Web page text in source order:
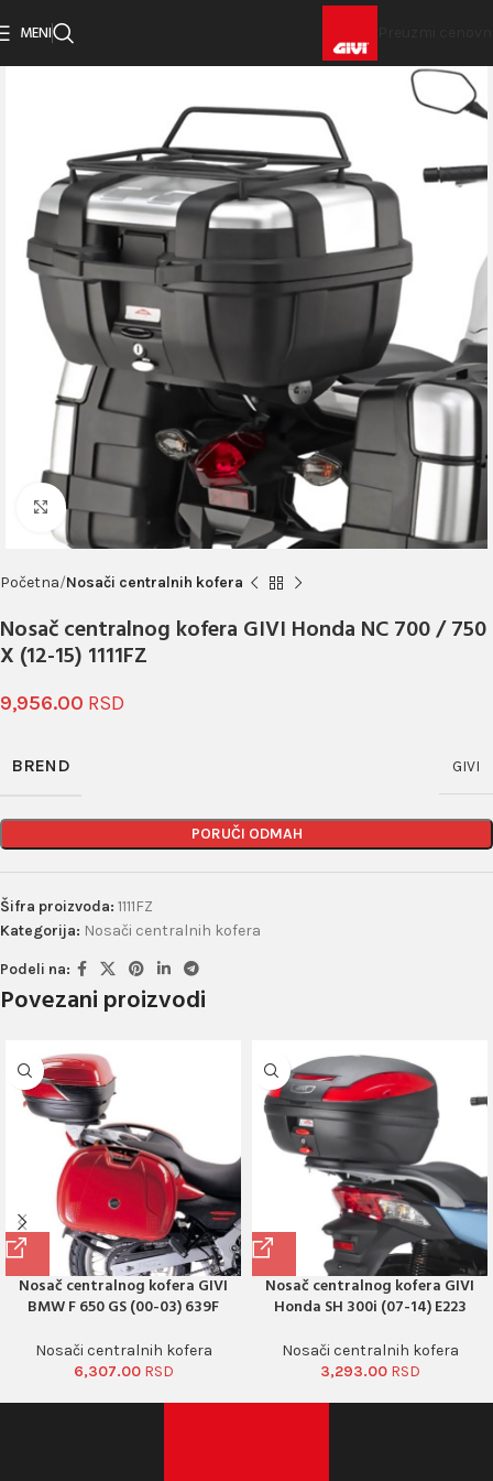
MENI
Click to enlarge
Početna Nosači centralnih kofera
Nosač centralnog kofera GIVI Honda NC 700 / 750
X (12-15) 1111FZ
9,956.00
BREND GIVI
PORUČI ODMAH
Šifra proizvoda: 1111FZ
Kategorija: Nosači centralnih kofera
Podeli na:
Povezani proizvodi
Nosač centralnog kofera GIVI
BMW F 650 GS (00-03) 639F
Nosači centralnih kofera
6,307.00
Nosač centralnog kofera GIVI
Honda SH 300i (07-14) E223
Nosači centralnih kofera
3,293.00